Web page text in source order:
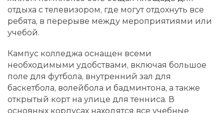
отдыха с телевизором, где могут отдохнуть все
ребята, в перерыве между мероприятиями или
учебой.
Кампус колледжа оснащен всеми
необходимыми удобствами, включая большое
поле для футбола, внутренний зал для
баскетбола, волейбола и бадминтона, а также
открытый корт на улице для тенниса. В
основных корпусах находятся все учебные